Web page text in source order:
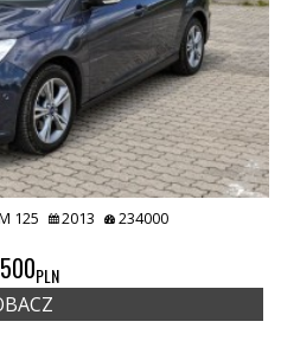
125 2013 234000
PLN